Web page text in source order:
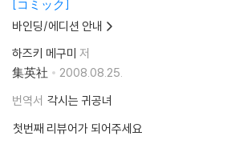
コミック
바인딩/에디션 안내
하즈키 메구미 저
集英社
2008.08.25.
번역서 각시는 귀공녀
첫번째 리뷰어가 되어주세요